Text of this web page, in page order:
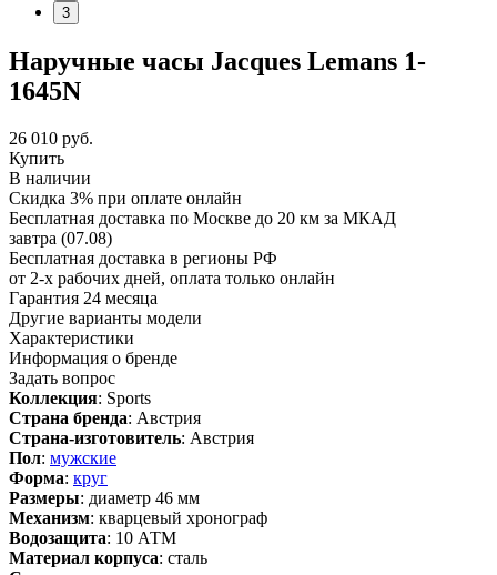
3
Наручные часы Jacques Lemans 1-
1645N
26 010 руб.
Купить
В наличии
Скидка 3% при оплате онлайн
Бесплатная доставка по Москве до 20 км за МКАД
завтра (07.08)
Бесплатная доставка в регионы РФ
от 2-х рабочих дней, оплата только онлайн
Гарантия 24 месяца
Другие варианты модели
Характеристики
Информация о бренде
Задать вопрос
Коллекция: Sports
Страна бренда: Австрия
Страна-изготовитель: Австрия
Пол: мужские
Форма: круг
Размеры: диаметр 46 мм
Механизм: кварцевый хронограф
Водозащита: 10 АТМ
Материал корпуса: сталь